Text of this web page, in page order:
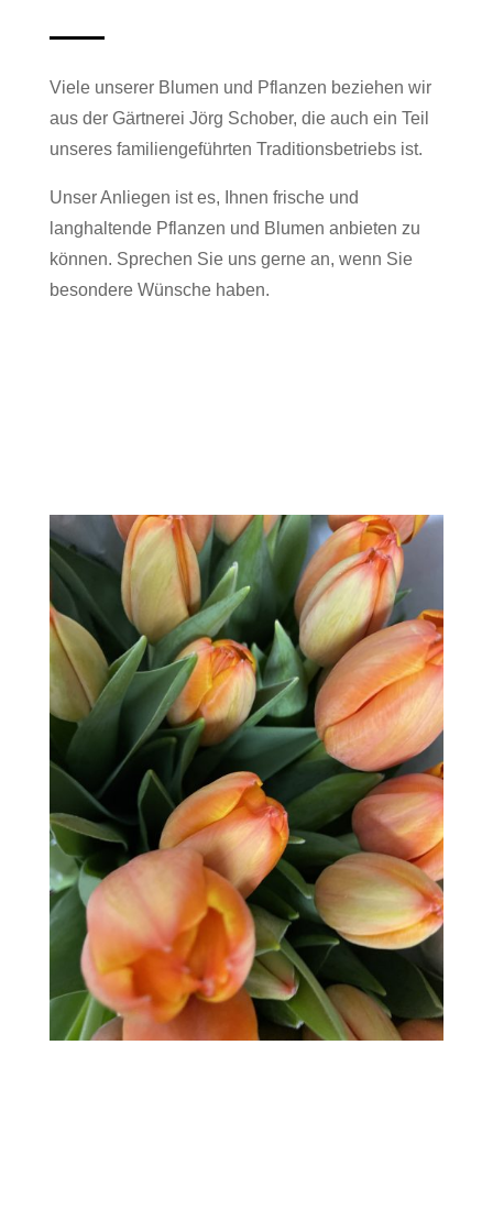
Viele unserer Blumen und Pflanzen beziehen wir
aus der Gärtnerei Jörg Schober, die auch ein Teil
unseres familiengeführten Traditionsbetriebs ist.
Unser Anliegen ist es, Ihnen frische und
langhaltende Pflanzen und Blumen anbieten zu
können. Sprechen Sie uns gerne an, wenn Sie
besondere Wünsche haben.